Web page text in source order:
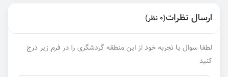
ارسال نظرات(0 نظر)
لطفا سوال یا تجربه خود از این منطقه گردشگری را در فرم زیر درج
کنید